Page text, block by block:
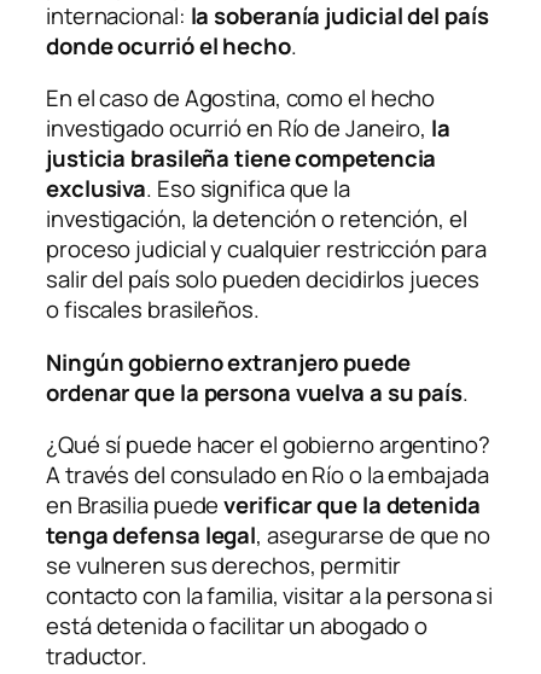
internacional: la soberanía judicial del país
donde ocurrió el hecho.
En el caso de Agostina, como el hecho
investigado ocurrió en Río de Janeiro, la
justicia brasileña tiene competencia
exclusiva. Eso significa que la
investigación, la detención o retención, el
proceso judicial y cualquier restricción para
salir del país solo pueden decidirlos jueces
o fiscales brasileños.
Ningún gobierno extranjero puede
ordenar que la persona vuelva a su país.
¿Qué sí puede hacer el gobierno argentino?
A través del consulado en Río o la embajada
en Brasilia puedeverificar que la detenida
tenga defensa legal, asegurarse de que no
se vulneren sus derechos, permitir
contacto con la familia, visitar a la persona si
está detenida o facilitar un abogado o
traductor.